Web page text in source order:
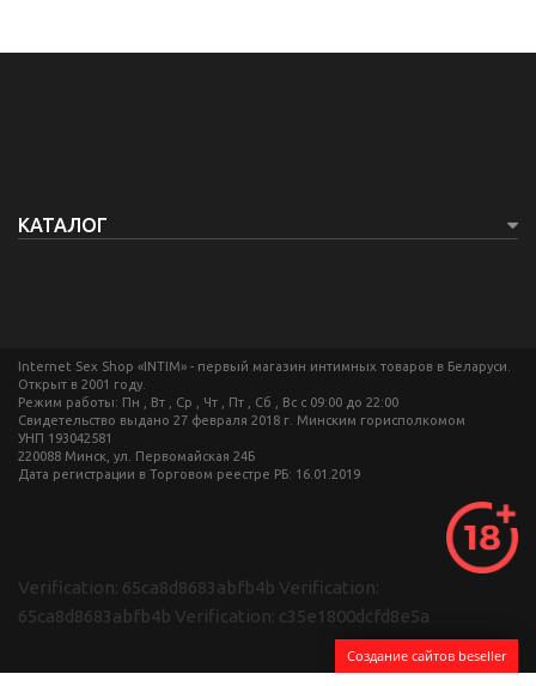
КАТАЛОГ
Internet Sex Shop «INTIM» - первый магазин интимных товаров в Беларуси.
Открыт в 2001 году.
Режим работы: Пн , Вт , Ср , Чт , Пт , Сб , Вс c 09:00 до 22:00
Свидетельство выдано 27 февраля 2018 г. Минским горисполкомом
УНП 193042581
220088 Минск, ул. Первомайская 24Б
Дата регистрации в Торговом реестре РБ: 16.01.2019
Verification: 65ca8d8683abfb4b Verification:
65ca8d8683abfb4b Verification: c35e1800dcfd8e5a
Создание сайтов beseller